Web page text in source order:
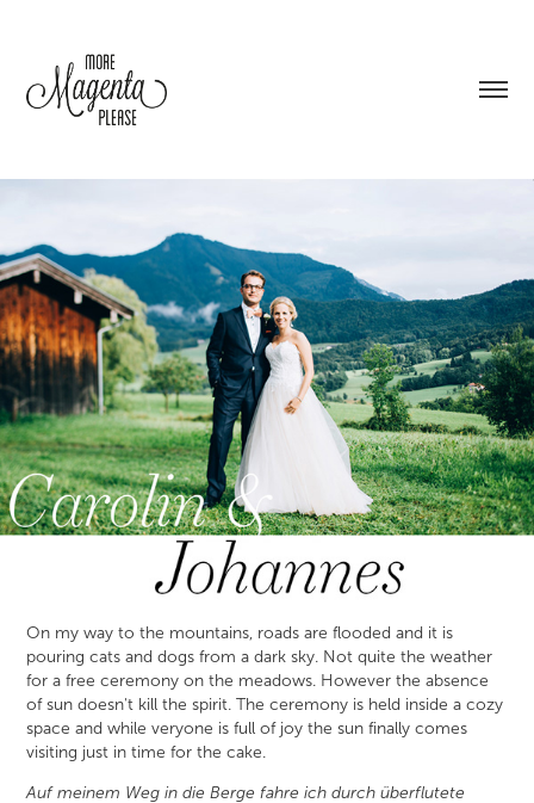
On my way to the mountains, roads are flooded and it is
pouring cats and dogs from a dark sky. Not quite the weather
for a free ceremony on the meadows. However the absence
of sun doesn't kill the spirit. The ceremony is held inside a cozy
space and while veryone is full of joy the sun finally comes
visiting just in time for the cake.
Auf meinem Weg in die Berge fahre ich durch überflutete